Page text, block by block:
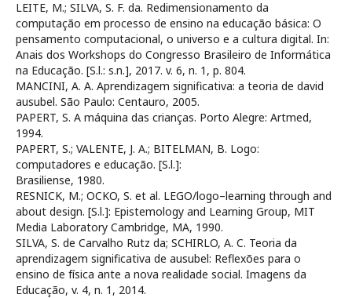
LEITE, M.; SILVA, S. F. da. Redimensionamento da
computação em processo de ensino na educação básica: O
pensamento computacional, o universo e a cultura digital. In:
Anais dos Workshops do Congresso Brasileiro de Informática
na Educação. [S.l.: s.n.], 2017. v. 6, n. 1, p. 804.
MANCINI, A. A. Aprendizagem significativa: a teoria de david
ausubel. São Paulo: Centauro, 2005.
PAPERT, S. A máquina das crianças. Porto Alegre: Artmed,
1994.
PAPERT, S.; VALENTE, J. A.; BITELMAN, B. Logo:
computadores e educação. [S.l.]:
Brasiliense, 1980.
RESNICK, M.; OCKO, S. et al. LEGO/logo–learning through and
about design. [S.l.]: Epistemology and Learning Group, MIT
Media Laboratory Cambridge, MA, 1990.
SILVA, S. de Carvalho Rutz da; SCHIRLO, A. C. Teoria da
aprendizagem significativa de ausubel: Reflexões para o
ensino de física ante a nova realidade social. Imagens da
Educação, v. 4, n. 1, 2014.